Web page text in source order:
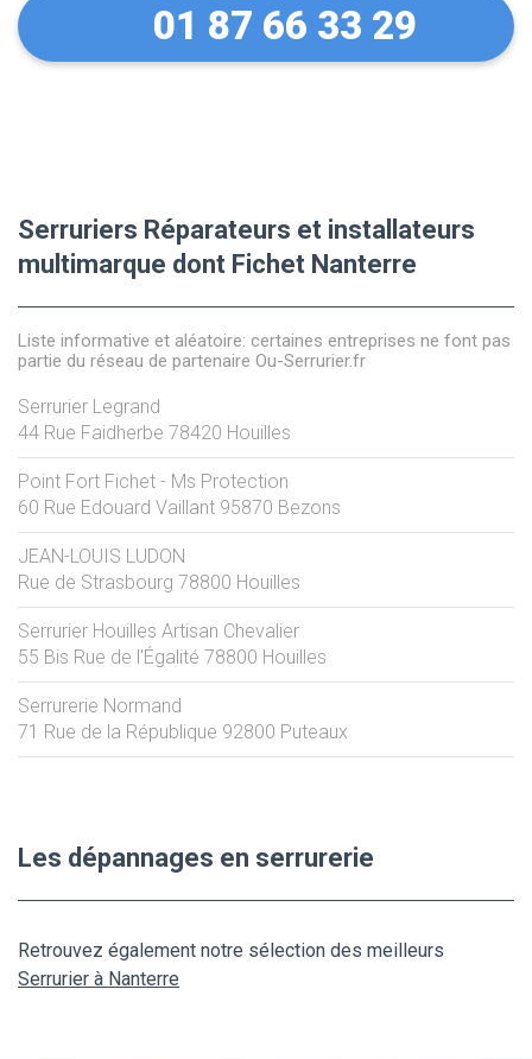
01 87 66 33 29
Serruriers Réparateurs et installateurs
multimarque dont Fichet Nanterre
Liste informative et aléatoire: certaines entreprises ne font pas
partie du réseau de partenaire Ou-Serrurier.fr
Serrurier Legrand
44 Rue Faidherbe 78420 Houilles
Point Fort Fichet - Ms Protection
60 Rue Edouard Vaillant 95870 Bezons
JEAN-LOUIS LUDON
Rue de Strasbourg 78800 Houilles
Serrurier Houilles Artisan Chevalier
55 Bis Rue de l'Égalité 78800 Houilles
Serrurerie Normand
71 Rue de la République 92800 Puteaux
Les dépannages en serrurerie
Retrouvez également notre sélection des meilleurs
Serrurier à Nanterre